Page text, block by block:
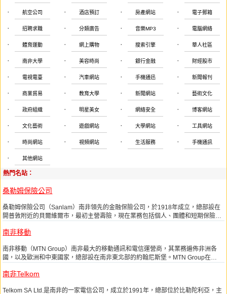
· 航空公司 · 酒店預訂 · 房產網站 · 電子郵箱
· 招聘求職 · 分類廣告 · 音樂MP3 · 電腦網絡
· 體育運動 · 網上購物 · 搜索引擎 · 華人社區
· 南非大學 · 美容時尚 · 銀行金融 · 財經股市
· 電視電臺 · 汽車網站 · 手機通迅 · 新聞報刊
· 商業貿易 · 教育大學 · 新聞網站 · 藝術文化
· 政府組織 · 明星美女 · 網絡安全 · 博客網站
· 文化藝術 · 遊戲網站 · 大學網站 · 工具網站
· 時尚網站 · 視頻網站 · 生活服務 · 手機通訊
· 其他網站
熱門名站：
桑勒姆保險公司
桑勒姆保險公司（Sanlam）南非領先的金融保險公司，於1918年成立，總部設在
開普敦附近的貝爾維爾市，最初主營壽險，現在業務包括個人、團體和短期保險，
產管理、物業資產管理、證券經紀、風險管理及資本市場業務等。
南非移動
南非移動（MTN Group）南非最大的移動通訊和電信運營商，其業務遍佈非洲各
國，以及歐洲和中東國家，總部設在南非東北部的約翰尼斯堡。MTN Group在
南非Telkom
Telkom SA Ltd.是南非的一家電信公司，成立於1991年，總部位於比勒陀利亞，主